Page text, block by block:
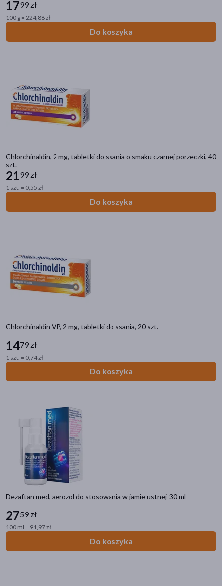
1799 zł
100 g = 224,88 zł
Do koszyka
Chlorchinaldin, 2 mg, tabletki do ssania o smaku czarnej porzeczki, 40
szt.
2199 zł
1 szt. = 0,55 zł
Do koszyka
Chlorchinaldin VP, 2 mg, tabletki do ssania, 20 szt.
1479 zł
1 szt. = 0,74 zł
Do koszyka
Dezaftan med, aerozol do stosowania w jamie ustnej, 30 ml
2759 zł
100 ml = 91,97 zł
Do koszyka